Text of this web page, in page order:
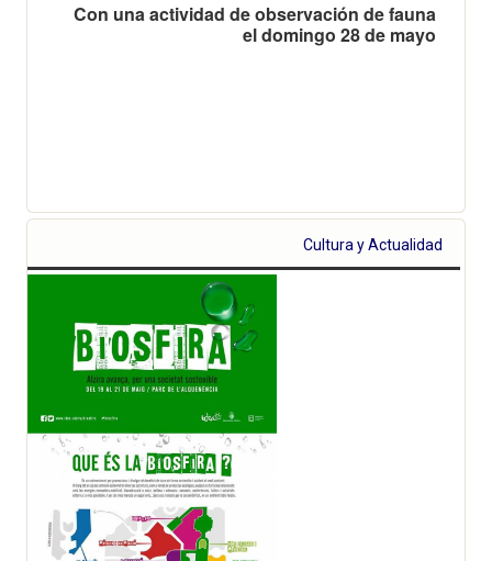
Con una actividad de observación de fauna
el domingo 28 de mayo
Cultura y Actualidad